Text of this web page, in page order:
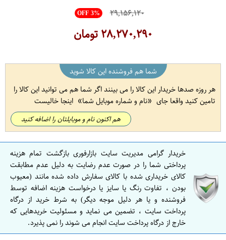
OFF 3% ۲۹,۱۵۶,۱۲۰
۲۸,۲۷۰,۲۹۰تومان
شما هم فروشنده این کالا شوید
هر روزه صدها خریدار این کالا را می بینند اگر شما هم می توانید این کالا را
تامین کنید واقعا جای
نام و شماره موبایل شما اینجا خالیست
هم اکنون نام و موبایلتان را اضافه کنید
خریدار گرامی مدیریت سایت بازارفوری بازگشت تمام هزینه
پرداختی شما را در صورت عدم رضایت به دلیل عدم مطابقت
کالای خریداری شده با کالای سفارش داده شده مانند (معیوب
بودن ، تفاوت رنگ یا سایز یا درخواست هزینه اضافه توسط
فروشنده و یا هر دلیل موجه دیگر) به شرط خرید از درگاه
پرداخت سایت ، تضمین می نماید و مسئولیت خریدهایی که
خارج از درگاه پرداخت سایت انجام می شوند را نمی پذیرد.